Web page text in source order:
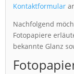
Kontaktformular
Nachfolgend
Fotopapiere
bekannte Glanz